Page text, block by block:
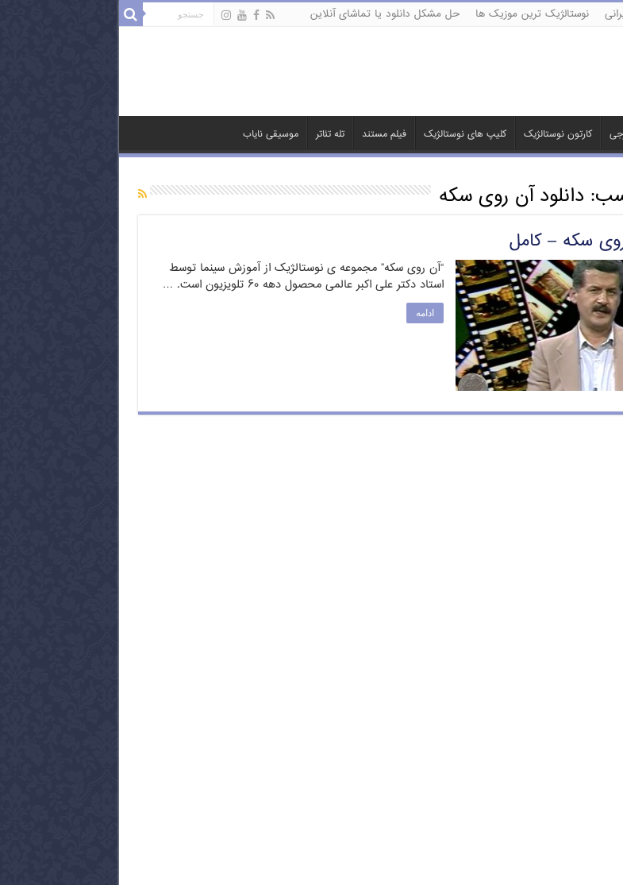
نوستالژیک ترین موزیک ها حل مشکل دانلود یا تماشای آنلاین
کارتون نوستالژیک کلیپ های نوستالژیک فیلم مستند تله تئاتر موسیقی نایاب
دانلود آن روی سکه
سکه – کامل
“آن روی سکه” مجموعه ی نوستالژیک از آموزش سینما توسط
استاد دکتر علی اکبر عالمی محصول دهه ۶۰ تلویزیون است. …
ادامه